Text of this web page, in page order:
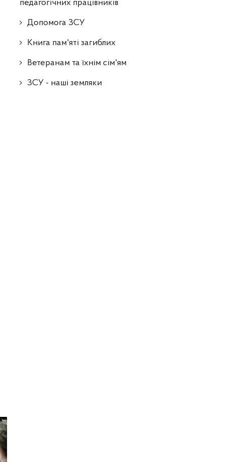
педагогічних працівників
Допомога ЗСУ
Книга пам'яті загиблих
Ветеранам та їхнім сім'ям
ЗСУ - наші земляки